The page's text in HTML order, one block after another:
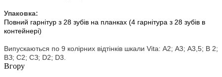
Упаковка:
Повний гарнітур з 28 зубів на планках (4 гарнітура з 28 зубів в
контейнері)
Випускаються по 9 колірних відтінків шкали Vita: А2; A3; А3,5; В 2;
ВЗ; С2; СЗ; D2; D3.
Вгору